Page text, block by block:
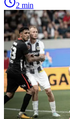
2 min